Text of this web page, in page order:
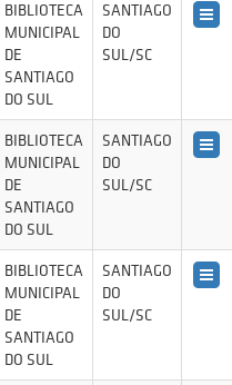
BIBLIOTECA
MUNICIPAL
DE
SANTIAGO
DO SUL
SANTIAGO
DO
SUL/SC
BIBLIOTECA
MUNICIPAL
DE
SANTIAGO
DO SUL
SANTIAGO
DO
SUL/SC
BIBLIOTECA
MUNICIPAL
DE
SANTIAGO
DO SUL
SANTIAGO
DO
SUL/SC